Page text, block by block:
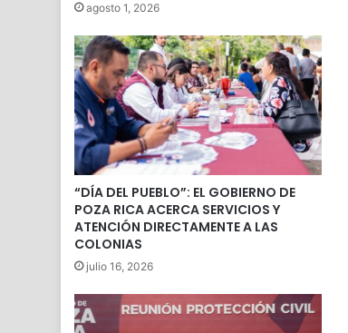
agosto 1, 2026
“DÍA DEL PUEBLO”: EL GOBIERNO DE
POZA RICA ACERCA SERVICIOS Y
ATENCIÓN DIRECTAMENTE A LAS
COLONIAS
julio 16, 2026